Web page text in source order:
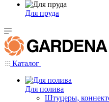
Для пруда
Каталог
Для полива
Штуцеры,